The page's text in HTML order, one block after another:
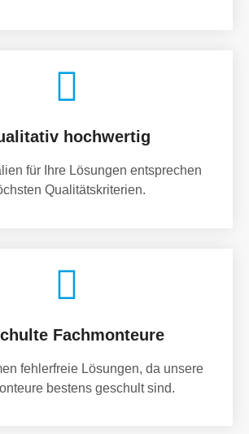
hochwertig
für Ihre Lösungen entsprechen
Qualitätskriterien.
Fachmonteure
fehlerfreie Lösungen, da unsere
bestens geschult sind.